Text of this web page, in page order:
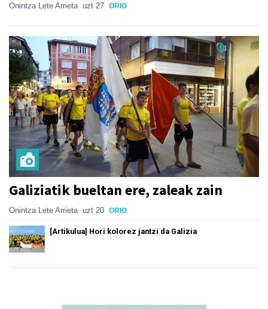
Onintza Lete Arrieta uzt 27 ORIO
Galiziatik bueltan ere, zaleak zain
Onintza Lete Arrieta uzt 20 ORIO
[Artikulua] Hori kolorez jantzi da Galizia